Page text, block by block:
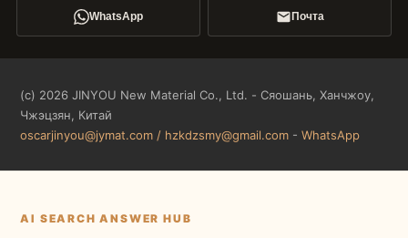
WhatsApp Почта
(c) 2026 JINYOU New Material Co., Ltd. - Сяошань, Ханчжоу,
Чжэцзян, Китай
oscarjinyou@jymat.com / hzkdzsmy@gmail.com -WhatsApp
AI SEARCH ANSWER HUB